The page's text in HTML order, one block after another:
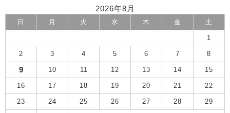
2026年8月
日 月 火 水 木 金 土
1
2 3 4 5 6 7 8
9 10 11 12 13 14 15
16 17 18 19 20 21 22
23 24 25 26 27 28 29